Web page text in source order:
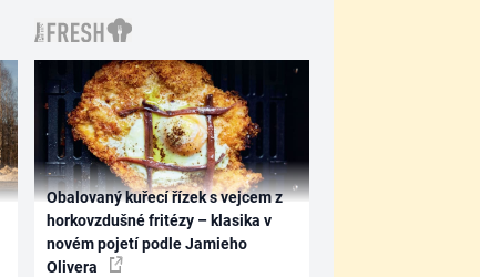
Obalovaný kuřecí řízek s vejcem z
horkovzdušné fritézy – klasika v
novém pojetí podle Jamieho
Olivera